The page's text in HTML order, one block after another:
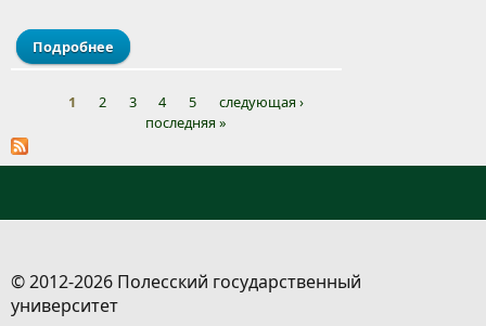
Подробнее о Более 300 человек в первом полугодии осуждено
за коррупцию
Страницы
1 2 3 4 5
следующая ›
последняя »
© 2012-2026 Полесский государственный
университет